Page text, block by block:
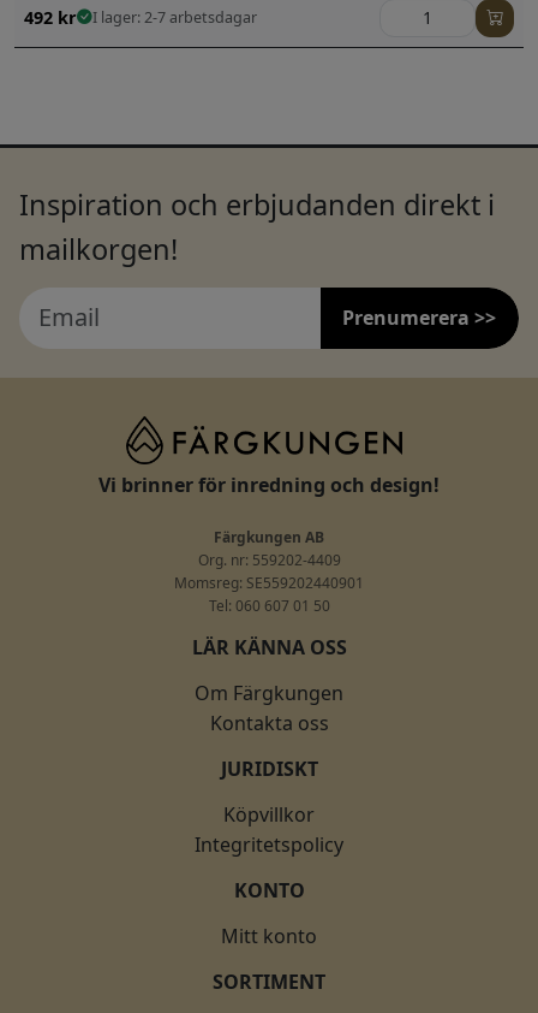
492 kr I lager: 2-7 arbetsdagar
Inspiration och erbjudanden direkt i
mailkorgen!
Prenumerera >>
Vi brinner för inredning och design!
Färgkungen AB
Org. nr: 559202-4409
Momsreg: SE559202440901
Tel: 060 607 01 50
LÄR KÄNNA OSS
Om Färgkungen
Kontakta oss
JURIDISKT
Köpvillkor
Integritetspolicy
KONTO
Mitt konto
SORTIMENT